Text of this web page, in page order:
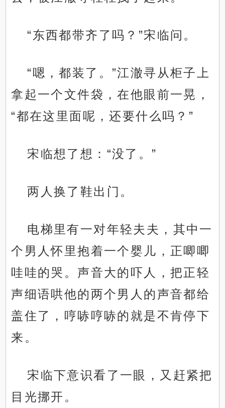
“东西都带齐了吗？”宋临问。
“嗯，都装了。”江澈寻从柜子上
拿起一个文件袋，在他眼前一晃，
“都在这里面呢，还要什么吗？”
宋临想了想：“没了。”
两人换了鞋出门。
电梯里有一对年轻夫夫，其中一
个男人怀里抱着一个婴儿，正唧唧
哇哇的哭。声音大的吓人，把正轻
声细语哄他的两个男人的声音都给
盖住了，哼哧哼哧的就是不肯停下
来。
宋临下意识看了一眼，又赶紧把
目光挪开。